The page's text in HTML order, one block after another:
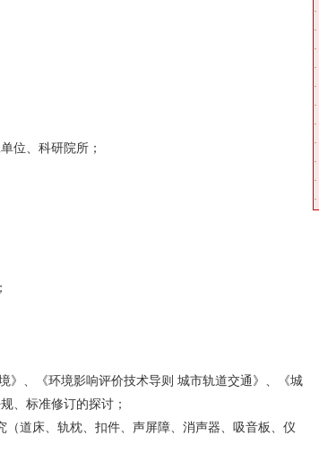
位、科研院所；
》、《环境影响评价技术导则 城市轨道交通》、《城
、标准修订的探讨；
道床、轨枕、扣件、声屏障、消声器、吸音板、仪
·
·
·
·
·
·
·
·
·
·
·